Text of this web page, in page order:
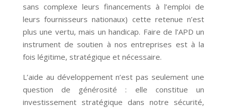
sans complexe leurs financements à l’emploi de
leurs fournisseurs nationaux) cette retenue n’est
plus une vertu, mais un handicap. Faire de l’APD un
instrument de soutien à nos entreprises est à la
fois légitime, stratégique et nécessaire.
L’aide au développement n’est pas seulement une
question de générosité : elle constitue un
investissement stratégique dans notre sécurité,